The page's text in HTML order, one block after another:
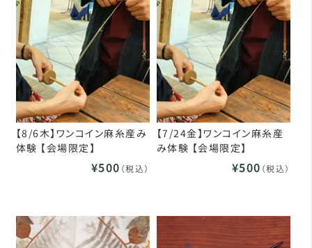
【8/6木】ワンコイン麻糸産み
体験 【会場限定】
¥500 （税込）
【7/24金】ワンコイン麻糸産
み体験 【会場限定】
¥500 （税込）